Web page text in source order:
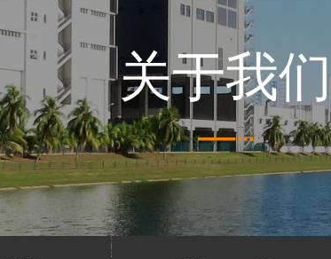
关于我们
